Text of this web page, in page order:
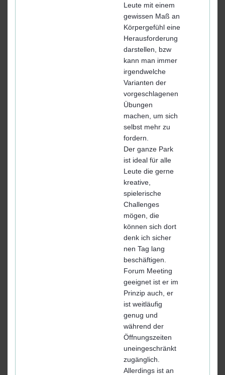
Leute mit einem
gewissen Maß an
Körpergefühl eine
Herausforderung
darstellen, bzw
kann man immer
irgendwelche
Varianten der
vorgeschlagenen
Übungen
machen, um sich
selbst mehr zu
fordern.
Der ganze Park
ist ideal für alle
Leute die gerne
kreative,
spielerische
Challenges
mögen, die
können sich dort
denk ich sicher
nen Tag lang
beschäftigen.
Forum Meeting
geeignet ist er im
Prinzip auch, er
ist weitläufig
genug und
während der
Öffnungszeiten
uneingeschränkt
zugänglich.
Allerdings ist an